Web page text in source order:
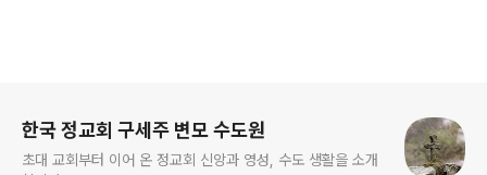
한국 정교회 구세주 변모 수도원
초대 교회부터 이어 온 정교회 신앙과 영성, 수도 생활을 소개